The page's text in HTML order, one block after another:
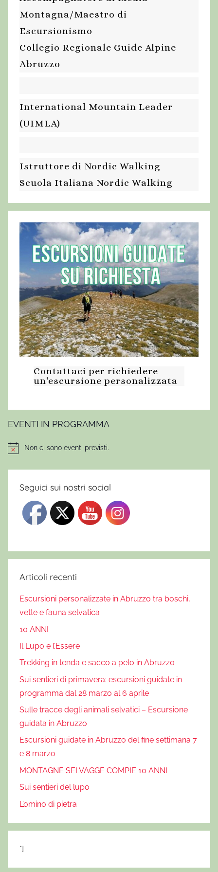
Montagna/Maestro di
Escursionismo
Collegio Regionale Guide Alpine
Abruzzo
International Mountain Leader
(UIMLA)
Istruttore di Nordic Walking
Scuola Italiana Nordic Walking
Contattaci per richiedere
un'escursione personalizzata
EVENTI IN PROGRAMMA
NoticeNon ci sono eventi previsti.
Seguici sui nostri social
Articoli recenti
Escursioni personalizzate in Abruzzo tra boschi,
vette e fauna selvatica
10 ANNI
Il Lupo e l’Essere
Trekking in tenda e sacco a pelo in Abruzzo
Sui sentieri di primavera: escursioni guidate in
programma dal 28 marzo al 6 aprile
Sulle tracce degli animali selvatici – Escursione
guidata in Abruzzo
Escursioni guidate in Abruzzo del fine settimana 7
e 8 marzo
MONTAGNE SELVAGGE COMPIE 10 ANNI
Sui sentieri del lupo
L’omino di pietra
"]